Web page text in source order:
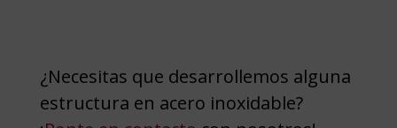
¿Necesitas que desarrollemos alguna
estructura en acero inoxidable?